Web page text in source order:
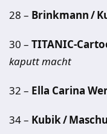
28 – Brinkmann /
30 – TITANIC-
kaputt macht
32 – Ella Carina
34 – Kubik /